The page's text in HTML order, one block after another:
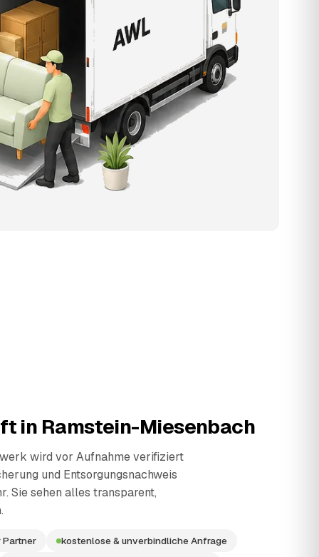
in Ramstein-Miesenbach
wird vor Aufnahme verifiziert
und Entsorgungsnachweis
Sie sehen alles transparent,
Partner kostenlose & unverbindliche Anfrage